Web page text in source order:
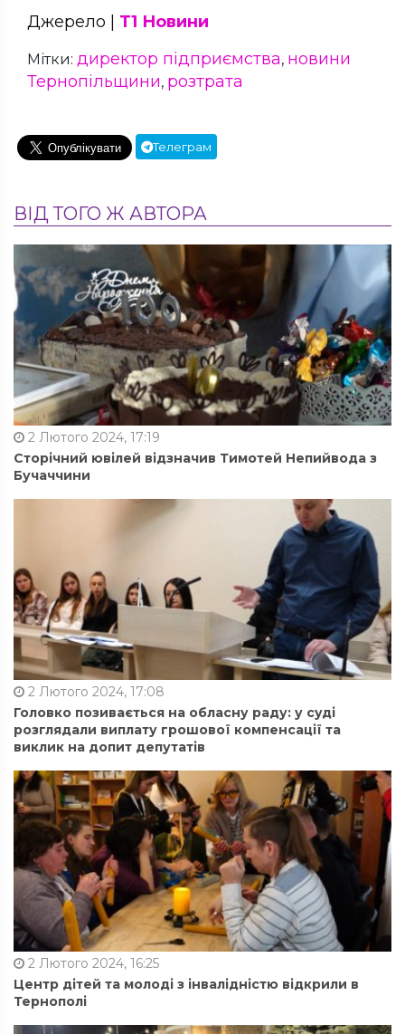
Джерело | Т1 Новини
Мітки: директор підприємства, новини
Тернопільщини, розтрата
Телеграм
ВІД ТОГО Ж АВТОРА
2 Лютого 2024, 17:19
Сторічний ювілей відзначив Тимотей Непийвода з
Бучаччини
2 Лютого 2024, 17:08
Головко позивається на обласну раду: у суді
розглядали виплату грошової компенсації та
виклик на допит депутатів
2 Лютого 2024, 16:25
Центр дітей та молоді з інвалідністю відкрили в
Тернополі